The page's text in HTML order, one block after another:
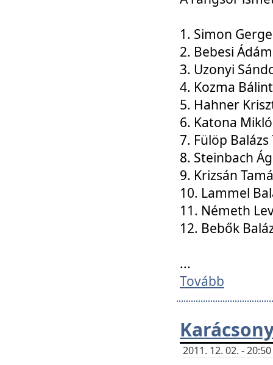
1. Simon
2. Bebesi
3. Uzonyi
4. Kozma
5. Hahner
6. Katona
7. Fülöp
8. Steinbach
9. Krizsán
10. Lammel
11. Németh
12. Bebők
...
Tovább
2011. 12. 02. -